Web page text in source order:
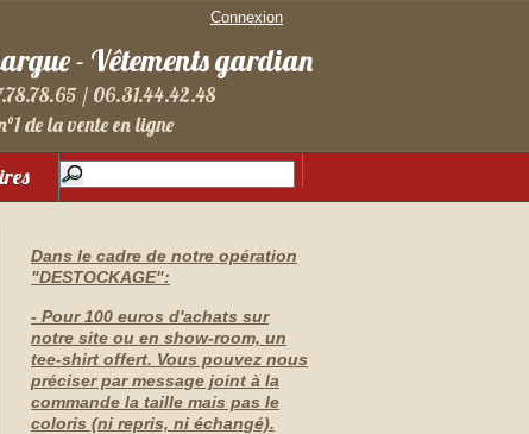
- Vêtements gardian
/ 06.31.44.42.48
de la vente en ligne
Connexion
Dans le cadre de notre opération
"DESTOCKAGE":
- Pour 100 euros d'achats sur
notre site ou en show-room, un
tee-shirt offert. Vous pouvez nous
préciser par message joint à la
commande la taille mais pas le
coloris (ni repris, ni échangé).